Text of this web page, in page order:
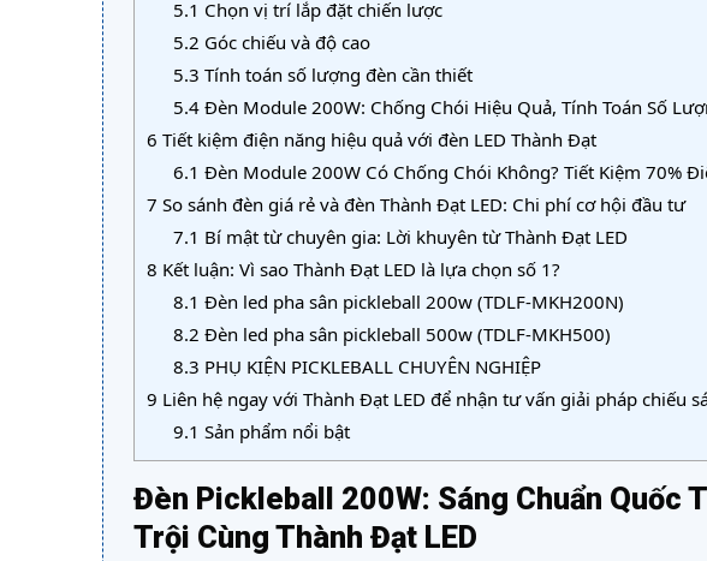
5.1 Chọn vị trí lắp đặt chiến lược
5.2 Góc chiếu và độ cao
5.3 Tính toán số lượng đèn cần thiết
5.4 Đèn Module 200W: Chống Chói Hiệu Quả, Tính Toán Số
6 Tiết kiệm điện năng hiệu quả với đèn LED Thành Đạt
6.1 Đèn Module 200W Có Chống Chói Không? Tiết Kiệm 70%
7 So sánh đèn giá rẻ và đèn Thành Đạt LED: Chi phí cơ hội đầu tư
7.1 Bí mật từ chuyên gia: Lời khuyên từ Thành Đạt LED
8 Kết luận: Vì sao Thành Đạt LED là lựa chọn số 1?
8.1 Đèn led pha sân pickleball 200w (TDLF-MKH200N)
8.2 Đèn led pha sân pickleball 500w (TDLF-MKH500)
8.3 PHỤ KIỆN PICKLEBALL CHUYÊN NGHIỆP
9 Liên hệ ngay với Thành Đạt LED để nhận tư vấn giải pháp chiếu
9.1 Sản phẩm nổi bật
Đèn Pickleball 200W: Sáng Chuẩn Quốc
Trội Cùng Thành Đạt LED